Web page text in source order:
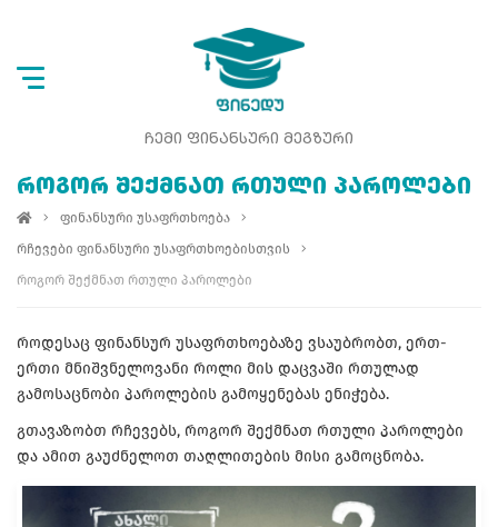
ᲩᲔᲛᲘ ᲤᲘᲜᲐᲜᲡᲣᲠᲘ ᲛᲔᲒᲖᲣᲠᲘ
ᲠᲝᲒᲝᲠ ᲨᲔᲥᲛᲜᲐᲗ ᲠᲗᲣᲚᲘ ᲞᲐᲠᲝᲚᲔᲑᲘ
ფინანსური უსაფრთხოება
რჩევები ფინანსური უსაფრთხოებისთვის
როგორ შექმნათ რთული პაროლები
როდესაც ფინანსურ უსაფრთხოებაზე ვსაუბრობთ, ერთ-
ერთი მნიშვნელოვანი როლი მის დაცვაში რთულად
გამოსაცნობი პაროლების გამოყენებას ენიჭება.
გთავაზობთ რჩევებს, როგორ შექმნათ რთული პაროლები
და ამით გაუძნელოთ თაღლითების მისი გამოცნობა.